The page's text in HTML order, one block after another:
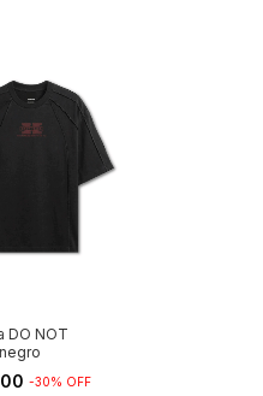
DO NOT
-30% OFF